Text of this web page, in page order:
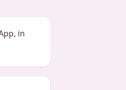
in